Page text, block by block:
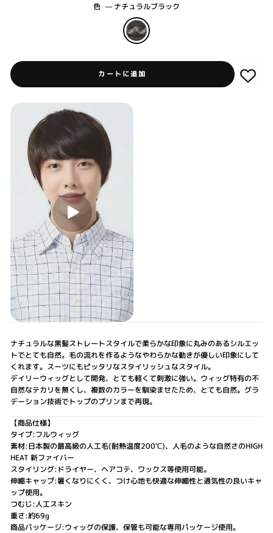
色 —ナチュラルブラック
カートに追加
ナチュラルな黒髪ストレートスタイルで柔らかな印象に丸みのあるシルエッ
トでとても自然。毛の流れを作るようなやわらかな動きが優しい印象にして
くれます。スーツにもピッタリなスタイリッシュなスタイル。
デイリーウィッグとして開発、とても軽くて刺激に強い。ウィッグ特有の不
自然なテカリを無くし、複数のカラーを馴染ませたため、とても自然。グラ
デーション技術でトップのプリンまで再現。
【商品仕様】
タイプ:フルウィッグ
素材:日本製の最高級の人工毛(耐熱温度200℃)、人毛のような自然さのHIGH
HEAT 新ファイバー
スタイリング:ドライヤー、ヘアコテ、ワックス等使用可能。
伸縮キャップ:暑くなりにくく、つけ心地も快適な伸縮性と通気性の良いキャ
ップ使用。
つむじ:人工スキン
重さ:約69g
商品パッケージ:ウィッグの保護、保管も可能な専用パッケージ使用。